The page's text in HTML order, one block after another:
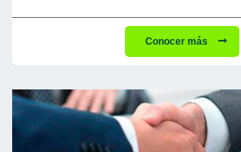
Conocer más